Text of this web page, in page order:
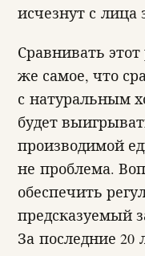
исчезнут с лица
Сравнивать
же самое, что
с натуральным
будет
производимой
не проблема.
обеспечить
предсказуемый
За последние 20